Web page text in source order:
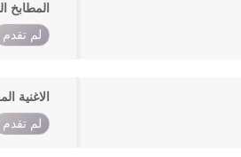
المطابخ
لم تقدم
الاغنية
لم تقدم